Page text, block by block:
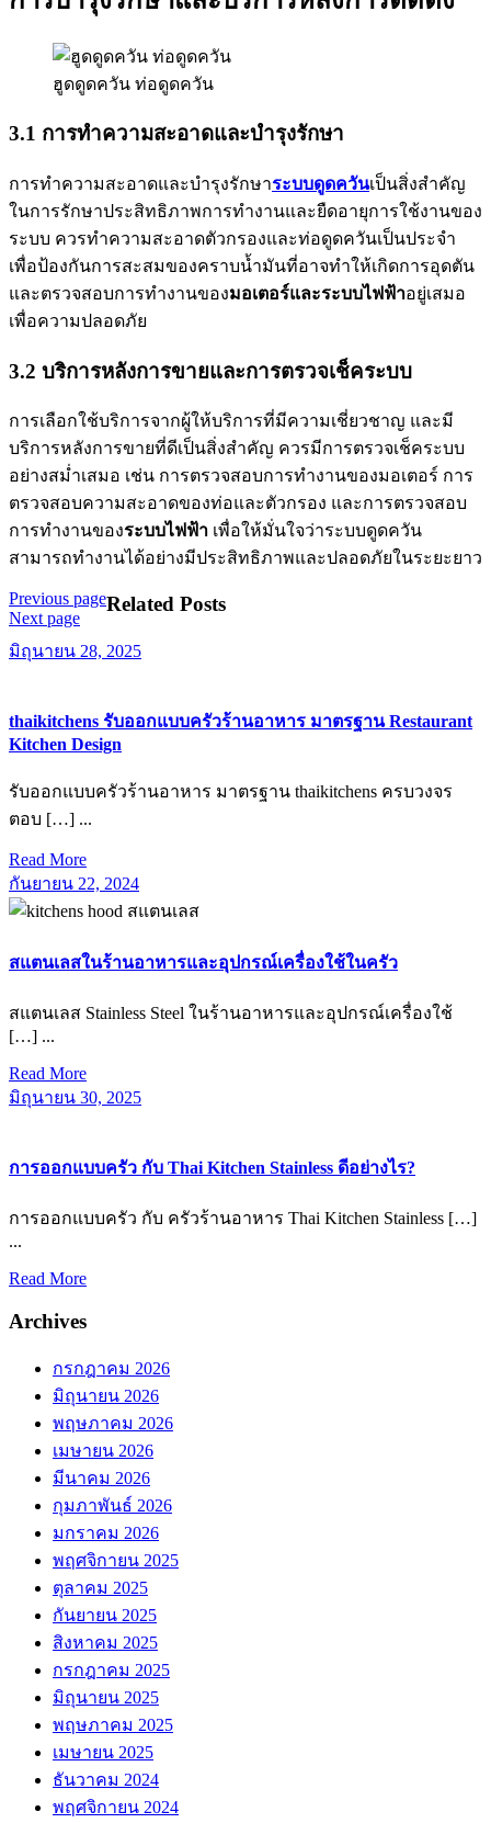
ฮูดดูดควัน ท่อดูดควัน
3.1 การทำความสะอาดและบำรุงรักษา
การทำความสะอาดและบำรุงรักษาระบบดูดควันเป็นสิ่งสำคัญ
ในการรักษาประสิทธิภาพการทำงานและยืดอายุการใช้งานของ
ระบบ ควรทำความสะอาดตัวกรองและท่อดูดควันเป็นประจำ
เพื่อป้องกันการสะสมของคราบน้ำมันที่อาจทำให้เกิดการอุดตัน
และตรวจสอบการทำงานของมอเตอร์และระบบไฟฟ้าอยู่เสมอ
เพื่อความปลอดภัย
3.2 บริการหลังการขายและการตรวจเช็คระบบ
การเลือกใช้บริการจากผู้ให้บริการที่มีความเชี่ยวชาญ และมี
บริการหลังการขายที่ดีเป็นสิ่งสำคัญ ควรมีการตรวจเช็คระบบ
อย่างสม่ำเสมอ เช่น การตรวจสอบการทำงานของมอเตอร์ การ
ตรวจสอบความสะอาดของท่อและตัวกรอง และการตรวจสอบ
การทำงานของระบบไฟฟ้า เพื่อให้มั่นใจว่าระบบดูดควัน
สามารถทำงานได้อย่างมีประสิทธิภาพและปลอดภัยในระยะยาว
แนะแนว
เรื่อง
Previous pagePrevious
post:
Next pageNext
Related Posts
มิถุนายน 28, 2025มิถุนายน
thaikitchens รับออกแบบครัวร้านอาหาร มาตรฐาน Restaurant
Kitchen Design
รับออกแบบครัวร้านอาหาร มาตรฐาน thaikitchens ครบวงจร
ตอบ […] ...
Read MoreRead
More
กันยายน 22, 2024กันยายน
22,
สแตนเลสในร้านอาหารและอุปกรณ์เครื่องใช้ในครัว
สแตนเลส Stainless Steel ในร้านอาหารและอุปกรณ์เครื่องใช้
[…] ...
Read MoreRead
More
มิถุนายน 30, 2025มิถุนายน
การออกแบบครัว กับ Thai Kitchen Stainless ดีอย่างไร?
การออกแบบครัว กับ ครัวร้านอาหาร Thai Kitchen Stainless […]
...
Read MoreRead
Archives
กรกฎาคม 2026
มิถุนายน 2026
พฤษภาคม 2026
เมษายน 2026
มีนาคม 2026
กุมภาพันธ์ 2026
มกราคม 2026
พฤศจิกายน 2025
ตุลาคม 2025
กันยายน 2025
สิงหาคม 2025
กรกฎาคม 2025
มิถุนายน 2025
พฤษภาคม 2025
เมษายน 2025
ธันวาคม 2024
พฤศจิกายน 2024